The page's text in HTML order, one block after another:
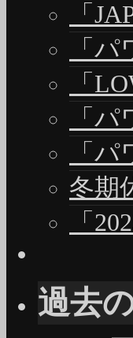
「
「
「
「
「
冬期
「
過去